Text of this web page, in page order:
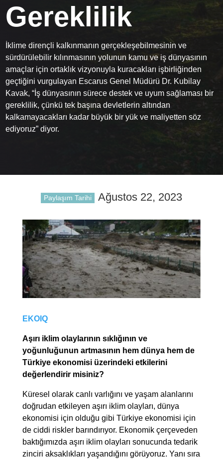
Gereklilik
İklime dirençli kalkınmanın gerçekleşebilmesinin ve
sürdürülebilir kılınmasının yolunun kamu ve iş dünyasının
amaçlar için ortaklık vizyonuyla kuracakları işbirliğinden
geçtiğini vurgulayan Escarus Genel Müdürü Dr. Kubilay
Kavak, “İş dünyasının sürece destek ve uyum sağlaması bir
gereklilik, çünkü tek başına devletlerin altından
kalkamayacakları kadar büyük bir yük ve maliyetten söz
ediyoruz” diyor.
Paylaşım Tarihi Ağustos 22, 2023
EKOIQ
Aşırı iklim olaylarının sıklığının ve
yoğunluğunun artmasının hem dünya hem de
Türkiye ekonomisi üzerindeki etkilerini
değerlendirir misiniz?
Küresel olarak canlı varlığını ve yaşam alanlarını
doğrudan etkileyen aşırı iklim olayları, dünya
ekonomisi için olduğu gibi Türkiye ekonomisi için
de ciddi riskler barındırıyor. Ekonomik çerçeveden
baktığımızda aşırı iklim olayları sonucunda tedarik
zinciri aksaklıkları yaşandığını görüyoruz. Yanı sıra